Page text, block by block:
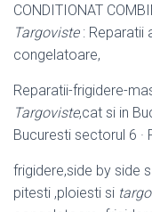
CONDITIONAT
Targoviste: Reparatii
congelatoare,
Reparatii-frigidere-
Targoviste,cat si in
Bucuresti sectorul 6 ·
frigidere,side by side
pitesti ,ploiesti si